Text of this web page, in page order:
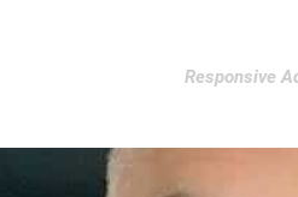
Responsive